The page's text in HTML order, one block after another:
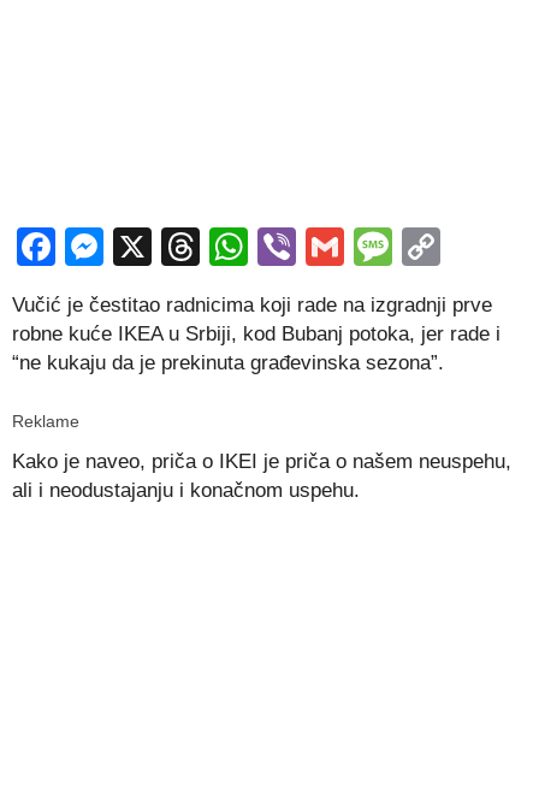
Facebook
Messenger
X Threads
WhatsApp
ViberGmail
Vučić je čestitao radnicima koji rade na izgradnji prve
robne kuće IKEA u Srbiji, kod Bubanj potoka, jer rade i
“ne kukaju da je prekinuta građevinska sezona”.
Reklame
Kako je naveo, priča o IKEI je priča o našem neuspehu,
ali i neodustajanju i konačnom uspehu.